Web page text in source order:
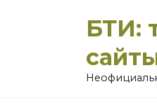
БТИ: